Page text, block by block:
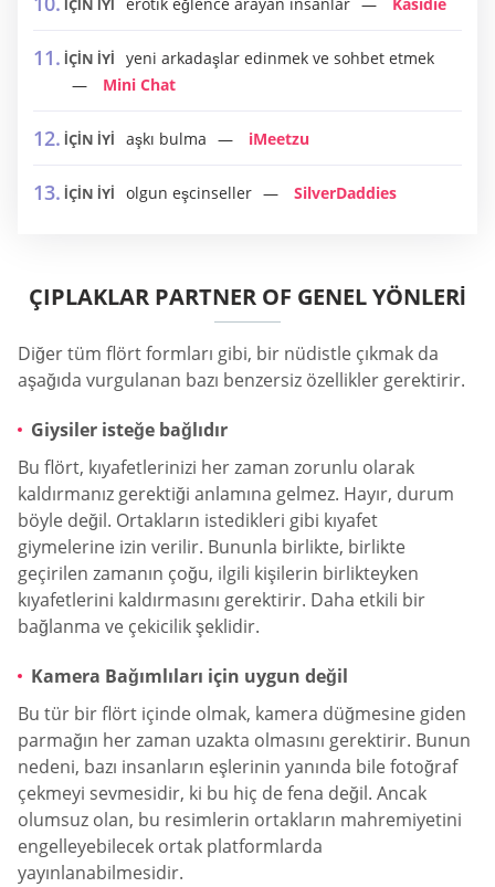
İÇİN İYİ
İÇİN İYİ
yeni arkadaşlar edinmek ve sohbet etmek
Mini Chat
İÇİN İYİ aşkı bulma iMeetzu
İÇİN İYİ olgun eşcinseller SilverDaddies
ÇIPLAKLAR PARTNER OF GENEL YÖNLERI
Diğer tüm flört formları gibi, bir nüdistle çıkmak da
aşağıda vurgulanan bazı benzersiz özellikler gerektirir.
Giysiler isteğe bağlıdır
Bu flört, kıyafetlerinizi her zaman zorunlu olarak
kaldırmanız gerektiği anlamına gelmez. Hayır, durum
böyle değil. Ortakların istedikleri gibi kıyafet
giymelerine izin verilir. Bununla birlikte, birlikte
geçirilen zamanın çoğu, ilgili kişilerin birlikteyken
kıyafetlerini kaldırmasını gerektirir. Daha etkili bir
bağlanma ve çekicilik şeklidir.
Kamera Bağımlıları için uygun değil
Bu tür bir flört içinde olmak, kamera düğmesine giden
parmağın her zaman uzakta olmasını gerektirir. Bunun
nedeni, bazı insanların eşlerinin yanında bile fotoğraf
çekmeyi sevmesidir, ki bu hiç de fena değil. Ancak
olumsuz olan, bu resimlerin ortakların mahremiyetini
engelleyebilecek ortak platformlarda
yayınlanabilmesidir.